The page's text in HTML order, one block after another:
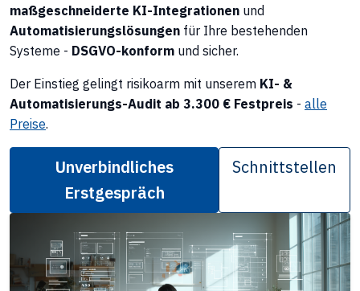
maßgeschneiderte KI-Integrationen und
Automatisierungslösungen für Ihre bestehenden
Systeme - DSGVO-konform und sicher.
Der Einstieg gelingt risikoarm mit unserem KI- &
Automatisierungs-Audit ab 3.300 € Festpreis - alle
Preise.
Unverbindliches
Erstgespräch
Schnittstellen